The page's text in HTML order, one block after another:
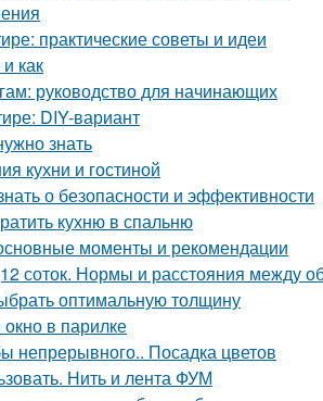
практические советы и идеи
как
руководство для начинающих
DIY-вариант
знать
кухни и гостиной
о безопасности и эффективности
кухню в спальню
моменты и рекомендации
соток. Нормы и расстояния между
оптимальную толщину
в парилке
непрерывного.. Посадка цветов
Нить и лента ФУМ